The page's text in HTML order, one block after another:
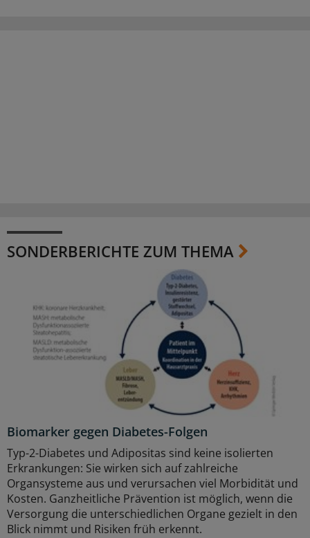
SONDERBERICHTE ZUM THEMA
Biomarker gegen Diabetes-Folgen
Typ-2-Diabetes und Adipositas sind keine isolierten
Erkrankungen: Sie wirken sich auf zahlreiche
Organsysteme aus und verursachen viel Morbidität und
Kosten. Ganzheitliche Prävention ist möglich, wenn die
Versorgung die unterschiedlichen Organe gezielt in den
Blick nimmt und Risiken früh erkennt.